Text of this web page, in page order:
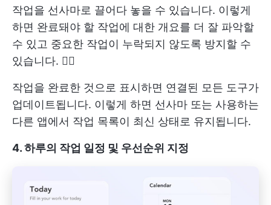
작업을 선사마로 끌어다 놓을 수 있습니다. 이렇게
하면 완료돼야 할 작업에 대한 개요를 더 잘 파악할
수 있고 중요한 작업이 누락되지 않도록 방지할 수
있습니다. 🕵️‍♂️
작업을 완료한 것으로 표시하면 연결된 모든 도구가
업데이트됩니다. 이렇게 하면 선사마 또는 사용하는
다른 앱에서 작업 목록이 최신 상태로 유지됩니다.
4. 하루의 작업 일정 및 우선순위 지정